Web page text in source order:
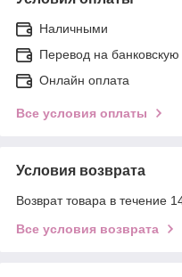
Наличными
Перевод на банковскую
Онлайн оплата
Все условия оплаты
Условия возврата
Возврат товара в течение
Все условия возврата